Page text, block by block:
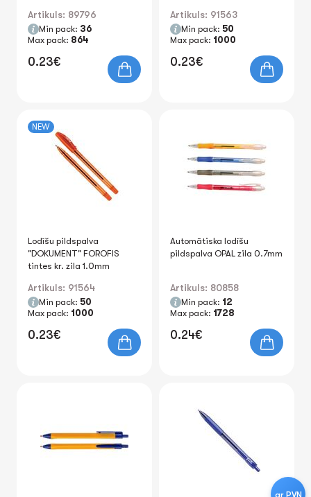
Artikuls: 89796
Min pack: 36
Max pack: 864
0.23€
Artikuls: 91563
Min pack: 50
Max pack: 1000
0.23€
NEW
Lodīšu pildspalva
"DOKUMENT" FOROFIS
tintes kr. zila 1.0mm
Artikuls: 91564
Min pack: 50
Max pack: 1000
0.23€
Automātiska lodīšu
pildspalva OPAL zila 0.7mm
Artikuls: 80858
Min pack: 12
Max pack: 1728
0.24€
ar PVN